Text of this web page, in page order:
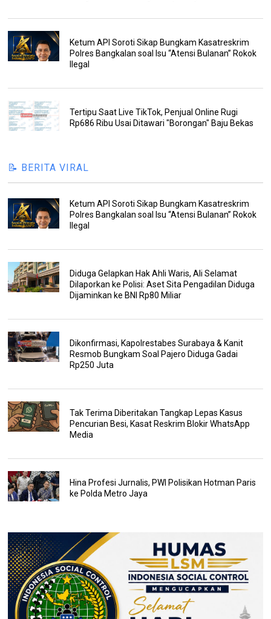
Ketum API Soroti Sikap Bungkam Kasatreskrim
Polres Bangkalan soal Isu “Atensi Bulanan” Rokok
Ilegal
Tertipu Saat Live TikTok, Penjual Online Rugi
Rp686 Ribu Usai Ditawari "Borongan" Baju Bekas
📝 BERITA VIRAL
Ketum API Soroti Sikap Bungkam Kasatreskrim
Polres Bangkalan soal Isu “Atensi Bulanan” Rokok
Ilegal
Diduga Gelapkan Hak Ahli Waris, Ali Selamat
Dilaporkan ke Polisi: Aset Sita Pengadilan Diduga
Dijaminkan ke BNI Rp80 Miliar
Dikonfirmasi, Kapolrestabes Surabaya & Kanit
Resmob Bungkam Soal Pajero Diduga Gadai
Rp250 Juta
Tak Terima Diberitakan Tangkap Lepas Kasus
Pencurian Besi, Kasat Reskrim Blokir WhatsApp
Media
Hina Profesi Jurnalis, PWI Polisikan Hotman Paris
ke Polda Metro Jaya